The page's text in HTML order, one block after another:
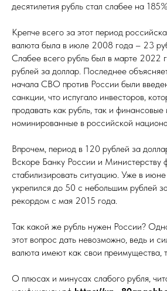
десятилетия рубль стал слабее на
Крепче всего за этот период
валюта была в июле 2008 года – 23
Слабее всего рубль был в марте 2022
рублей за доллар. Последнее
начала СВО против России были
санкции, что испугало инвесторов,
продавать как рубль, так и финансовые
номинированные в российской
Впрочем, период в 120 рублей за
Вскоре Банку России и Министерству
стабилизировать ситуацию. Уже в
укрепился до 50 с небольшим рублей
рекордом с мая 2015 года.
Так какой же рубль нужен России?
этот вопрос дать невозможно, ведь и
валюта имеют как свои преимущества,
О плюсах и минусах слабого рубля,